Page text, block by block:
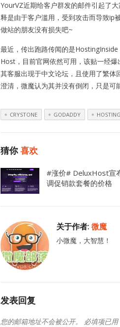
YourVZ近期给客户群发的邮件引起了
释是由于客户滥用，受到攻击而导致ip
做站的朋友没有损失吧~
最近，传出跑路传闻的是
Host，目前官网依然可用，该贴一经
其客服出现于中文论坛，且使用了繁
澄清，微魔认为其并没有倒闭，只是可
CRYSTONE GODADDY
猜你喜欢
#涨价# DeluxHost宣
调促销款套餐的价格
关于作者: 微魔
小微魔，大智慧！
发表回复
您的邮箱地址不会被公开。 必填项已用